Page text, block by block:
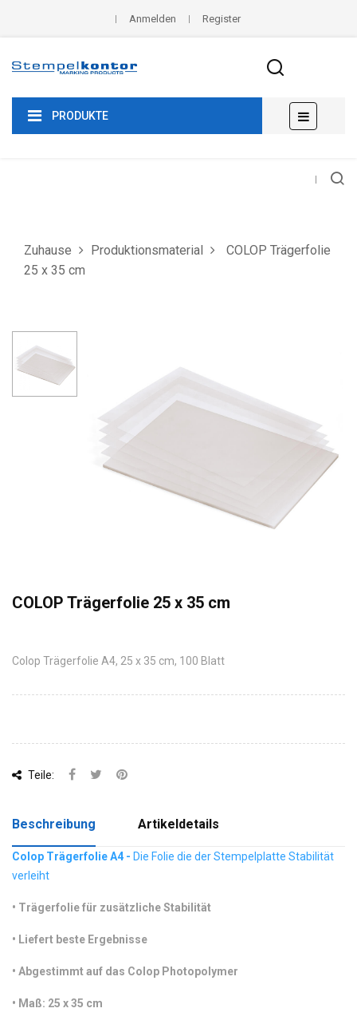
Anmelden Register
PRODUKTE
der
☰
Zuhause Produktionsmaterial
COLOP Trägerfolie
25 x 35 cm
COLOP Trägerfolie 25 x 35 cm
Colop Trägerfolie A4, 25 x 35 cm, 100 Blatt
Teile:
Beschreibung Artikeldetails
Colop Trägerfolie A4 - Die Folie die der Stempelplatte Stabilität
verleiht
• Trägerfolie für zusätzliche Stabilität
• Liefert beste Ergebnisse
• Abgestimmt auf das Colop Photopolymer
• Maß: 25 x 35 cm